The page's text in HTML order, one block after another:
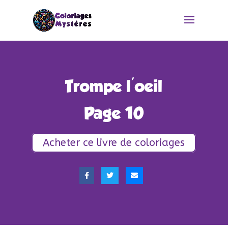
Trompe l'oeil
Page 10
Acheter ce livre de coloriages